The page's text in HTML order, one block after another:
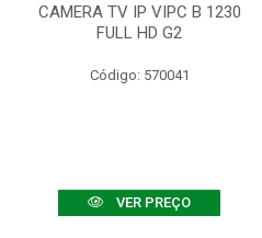
CAMERA TV IP VIPC B 1230
FULL HD G2
Código: 570041
VER PREÇO